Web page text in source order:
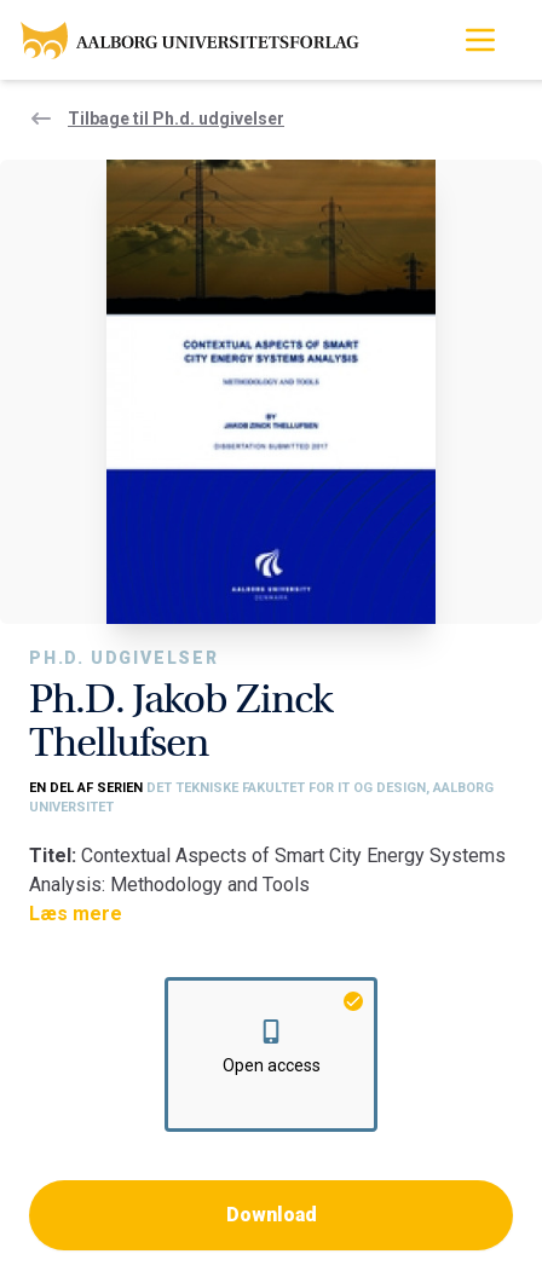
Tilbage til Ph.d. udgivelser
PH.D. UDGIVELSER
Ph.D. Jakob Zinck
Thellufsen
EN DEL AF SERIEN DET TEKNISKE FAKULTET FOR IT OG DESIGN, AALBORG
UNIVERSITET
Titel: Contextual Aspects of Smart City Energy Systems
Analysis: Methodology and Tools
Fakultet:Det Tekniske Fakultet for IT og Design
Læs mere
Open access
Download